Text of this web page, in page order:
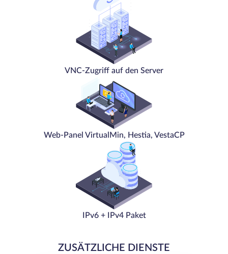
VNC-Zugriff auf den Server
Web-Panel VirtualMin, Hestia, VestaCP
IPv6 + IPv4 Paket
ZUSÄTZLICHE DIENSTE